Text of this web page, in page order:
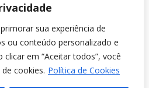
sua experiência de
ou conteúdo personalizado e
em “Aceitar todos”, você
cookies. Política de Cookies
privacidade